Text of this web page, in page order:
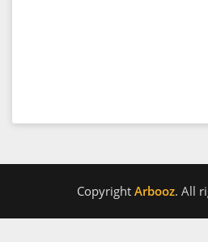
Copyright Arbooz. All